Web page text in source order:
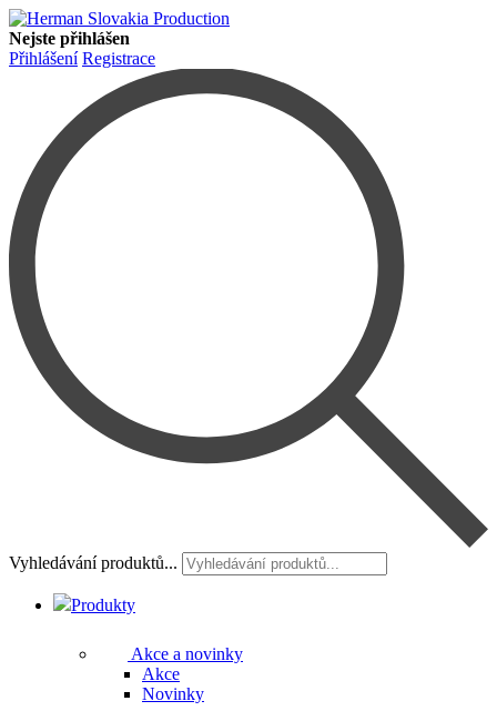
Nejste přihlášen
Přihlášení Registrace
Vyhledávání produktů...
Produkty
Akce a novinky
Akce
Novinky